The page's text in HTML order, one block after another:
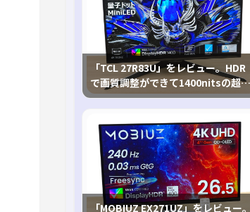
「TCL 27R83U」をレビュー。HDR
で画質調整ができて1400nitsの超高
輝度も発揮！
「MOBIUZ EX271UZ」をレビュー。